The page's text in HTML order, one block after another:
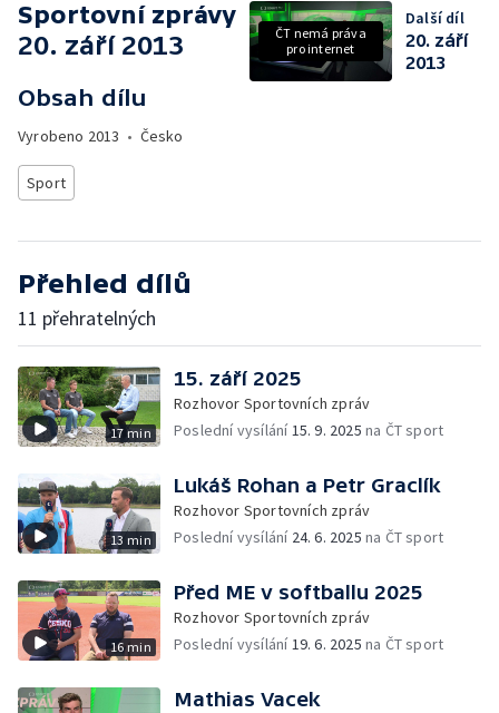
Sportovní zprávy
20. září 2013
Obsah dílu
Vyrobeno 2013 • Česko
Sport
ČT nemá práva
pro internet
Další díl
20. září
2013
Přehled dílů
11 přehratelných
17 min
15. září 2025
Rozhovor Sportovních zpráv
Poslední vysílání15. 9. 2025 na ČT sport
13 min
Lukáš Rohan a Petr Graclík
Rozhovor Sportovních zpráv
Poslední vysílání 24. 6. 2025 na ČT sport
16 min
Před ME v softballu 2025
Rozhovor Sportovních zpráv
Poslední vysílání19. 6. 2025 na ČT sport
Mathias Vacek